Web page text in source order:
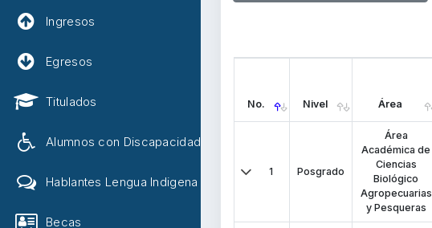
Ingresos
Egresos
Titulados
Alumnos con Discapacidad
Hablantes Lengua Indigena
Becas
No. Nivel Área
1 Posgrado
Área
Académica de
Ciencias
Biológico
Agropecuarias
y Pesqueras